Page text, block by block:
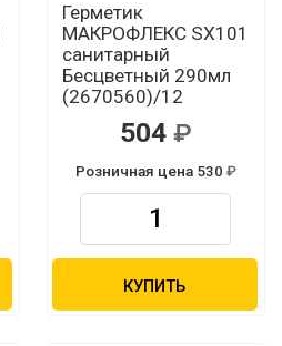
Герметик
МАКРОФЛЕКС SX101
санитарный
Бесцветный 290мл
(2670560)/12
504
Розничная цена 530
КУПИТЬ